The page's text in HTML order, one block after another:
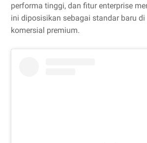
performa tinggi, dan fitur enterprise
ini diposisikan sebagai standar baru
komersial premium.